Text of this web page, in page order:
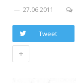
27.06.2011
Tweet
+